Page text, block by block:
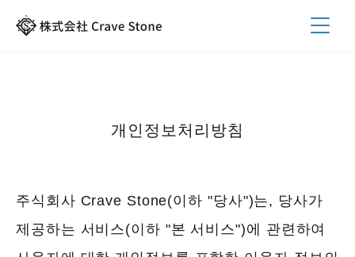
개인정보처리방침
주식회사 Crave Stone(이하 "당사")는, 당사가
제공하는 서비스(이하 "본 서비스")에 관련하여